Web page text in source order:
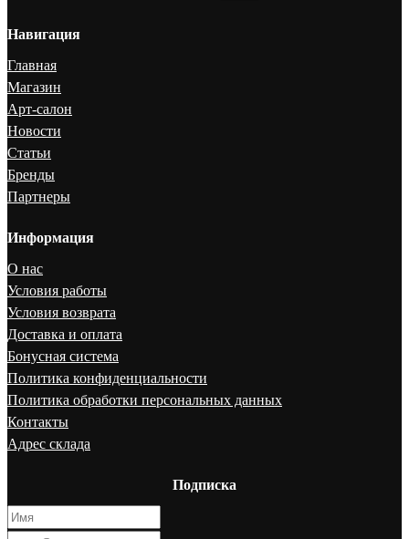
Навигация
Главная
Магазин
Арт-салон
Новости
Статьи
Бренды
Партнеры
Информация
О нас
Условия работы
Условия возврата
Доставка и оплата
Бонусная система
Политика конфиденциальности
Политика обработки персональных данных
Контакты
Адрес склада
Подписка